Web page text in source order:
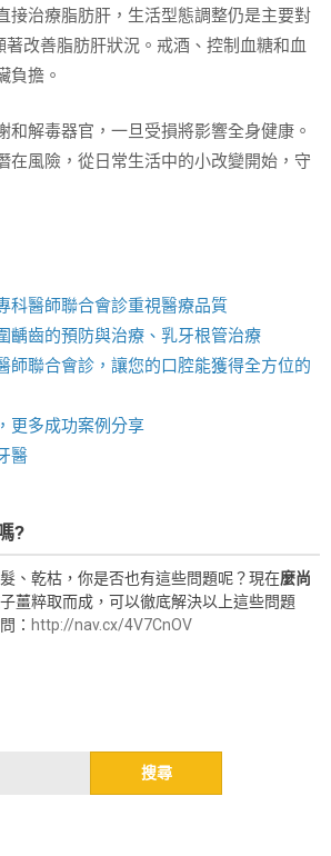
接治療脂肪肝，生活型態調整仍是主要對
著改善脂肪肝狀況。戒酒、控制血糖和血
負擔。
和解毒器官，一旦受損將影響全身健康。
在風險，從日常生活中的小改變開始，守
科醫師聯合會診重視醫療品質
齲齒的預防與治療、乳牙根管治療
師聯合會診，讓您的口腔能獲得全方位的
更多成功案例分享
醫
?
、乾枯，你是否也有這些問題呢？現在麼尚
薑粹取而成，可以徹底解決以上這些問題
： http://nav.cx/4V7CnOV